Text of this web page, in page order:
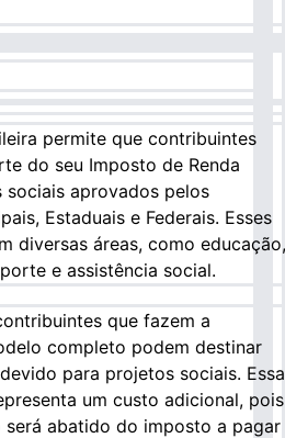
permite que contribuintes
do seu Imposto de Renda
aprovados pelos
Estaduais e Federais. Esses
diversas áreas, como educação,
e assistência social.
que fazem a
completo podem destinar
para projetos sociais. Essa
um custo adicional, pois
abatido do imposto a pagar